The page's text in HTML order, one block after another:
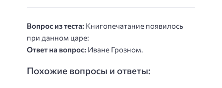
Вопрос из теста: Книгопечатание появилось
при данном царе:
Ответ на вопрос: Иване Грозном.
Похожие вопросы и ответы: